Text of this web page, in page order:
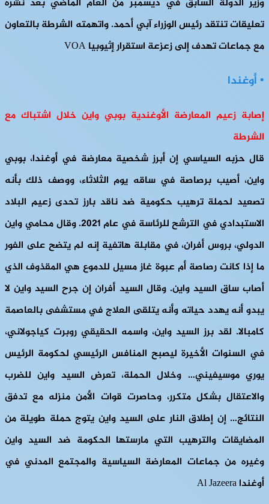
تعليقات تنتقد رئيس الوزراء آبي أحمد. واتهمته الشرطة بالتعاون
مع جماعات تهدف إلى زعزعة استقرار إثيوبيا VOA
• أوغندا
إصابة زعيم المعارضة الأوغندية بوبي واين خلال اشتباك مع
الشرطة
قال حزبه السياسي إن أبرز شخصية معارضة في أوغندا، بوبي
واين، أصيب برصاصة في ساقه يوم الثلاثاء، ووصف ذلك بأنه
تصعيد لحملة ترهيب حكومية ضد ناقد بارز تحدى زعيم البلاد
الاستبدادي في الترشح للرئاسة في عام 2021. وقال محامي واين
الدولي، بروس أفران، في مقابلة هاتفية إنه لم يتضح على الفور
ما إذا كانت رصاصة أم عبوة غاز مسيل للدموع هي المقذوف الذي
أصاب ساق السيد واين. وقال السيد أفران إن جرح السيد واين لا
يبدو أنه يهدد حياته وأنه يتلقى العلاج في مستشفى بالعاصمة
كامبالا. لقد برز السيد واين، واسمه الحقيقي روبرت كياجولاني،
في السنوات الأخيرة ليصبح المنافس الرئيسي لحكومة الرئيس
يوري موسيفيني… وخلال الحملة، تعرض السيد واين للضرب
والاعتقال بشكل متكرر، وحاصرت قوات الأمن منزله مع تدفق
النتائج… إن إطلاق النار على السيد واين يتوج حملة طويلة من
المضايقات والترهيب التي مارستها الحكومة ضد السيد واين
وغيره من جماعات المعارضة السياسية والمجتمع المدني في
أوغندا Al Jazeera